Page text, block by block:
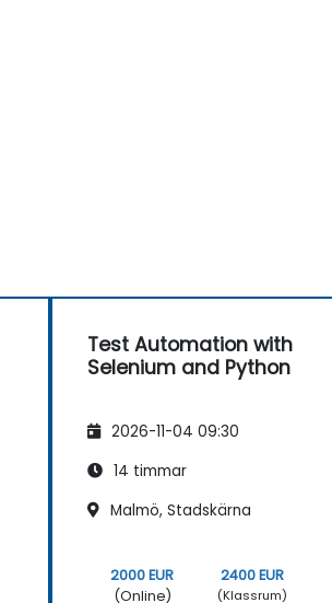
Test Automation with
Selenium and Python
2026-11-04 09:30
14 timmar
Malmö, Stadskärna
2000 EUR
(Online)
2400 EUR
(Klassrum)